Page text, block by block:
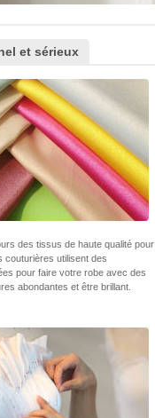
et sérieux
des tissus de haute qualité pour
couturières utilisent des
pour faire votre robe avec des
abondantes et être brillant.